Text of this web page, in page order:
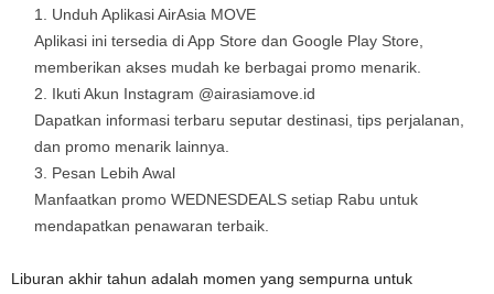
Unduh Aplikasi AirAsia MOVE
Aplikasi ini tersedia di App Store dan Google Play Store,
memberikan akses mudah ke berbagai promo menarik.
Ikuti Akun Instagram @airasiamove.id
Dapatkan informasi terbaru seputar destinasi, tips perjalanan,
dan promo menarik lainnya.
Pesan Lebih Awal
Manfaatkan promo WEDNESDEALS setiap Rabu untuk
mendapatkan penawaran terbaik.
Liburan akhir tahun adalah momen yang sempurna untuk